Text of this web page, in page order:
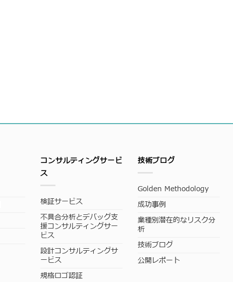
コンサルティングサービ
ス
検証サービス
不具合分析とデバッグ支
援コンサルティングサー
ビス
設計コンサルティングサ
ービス
規格ロゴ認証
技術ブログ
Golden Methodology
成功事例
業種別潜在的なリスク分
析
技術ブログ
公開レポート